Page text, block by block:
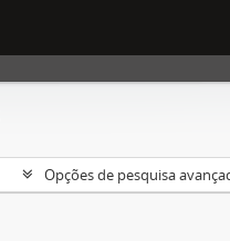
Opções de pesquisa